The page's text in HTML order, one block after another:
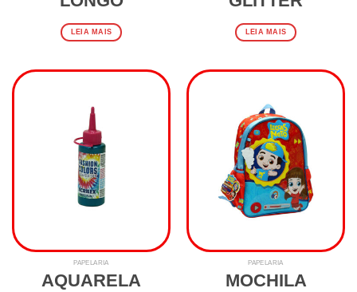
LEIA MAIS LEIA MAIS
PAPELARIA
AQUARELA
PAPELARIA
MOCHILA